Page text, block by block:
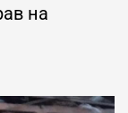
на